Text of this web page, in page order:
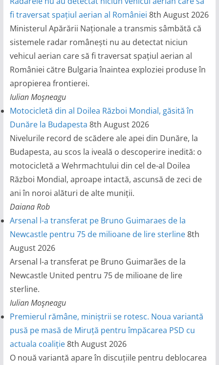
fi traversat spațiul aerian al României 8th August 2026
Ministerul Apărării Naționale a transmis sâmbătă că
sistemele radar românești nu au detectat niciun
vehicul aerian care să fi traversat spațiul aerian al
României către Bulgaria înaintea exploziei produse în
apropierea frontierei.
Iulian Moşneagu
Motocicletă din al Doilea Război Mondial, găsită în
Dunăre la Budapesta 8th August 2026
Nivelurile record de scădere ale apei din Dunăre, la
Budapesta, au scos la iveală o descoperire inedită: o
motocicletă a Wehrmachtului din cel de-al Doilea
Război Mondial, aproape intactă, ascunsă de zeci de
ani în noroi alături de alte muniții.
Daiana Rob
Arsenal l-a transferat pe Bruno Guimaraes de la
Newcastle pentru 75 de milioane de lire sterline8th
August 2026
Arsenal l-a transferat pe Bruno Guimarães de la
Newcastle United pentru 75 de milioane de lire
sterline.
Iulian Moşneagu
Premierul rămâne, miniștrii se rotesc. Noua variantă
pusă pe masă de Miruță pentru împăcarea PSD cu
actuala coaliție8th August 2026
O nouă variantă apare în discuțiile pentru deblocarea